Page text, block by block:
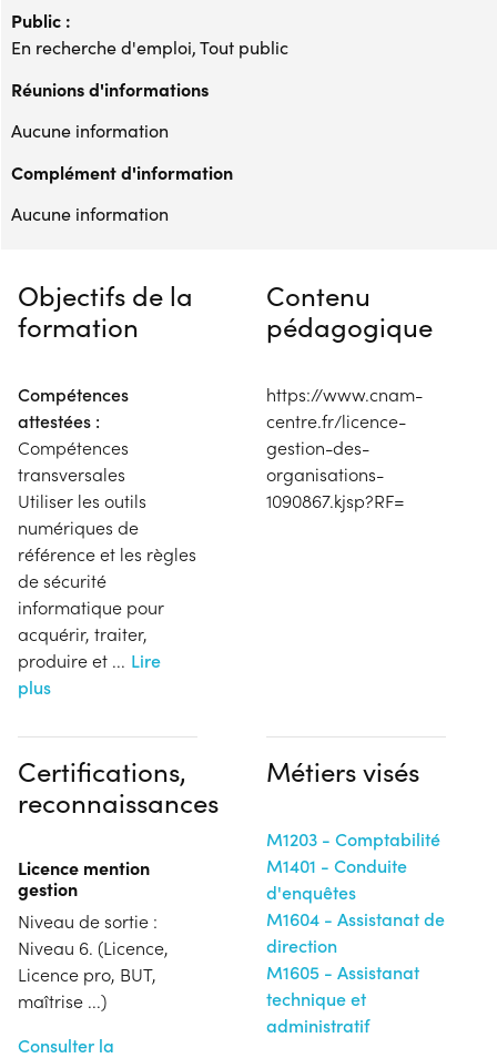
Public :
En recherche d'emploi, Tout public
Réunions d'informations
Aucune information
Complément d'information
Aucune information
Objectifs de la
formation
Compétences
attestées :
Compétences
transversales
Utiliser les outils
numériques de
référence et les règles
de sécurité
informatique pour
acquérir, traiter,
produire et ... Lire
plus
Contenu
pédagogique
https://www.cnam-
centre.fr/licence-
gestion-des-
organisations-
1090867.kjsp?RF=
Certifications,
reconnaissances
Licence mention
gestion
Niveau de sortie :
Niveau 6. (Licence,
Licence pro, BUT,
maîtrise ...)
Consulter la
Métiers visés
M1203 - Comptabilité
M1401 - Conduite
d'enquêtes
M1604 - Assistanat de
direction
M1605 - Assistanat
technique et
administratif